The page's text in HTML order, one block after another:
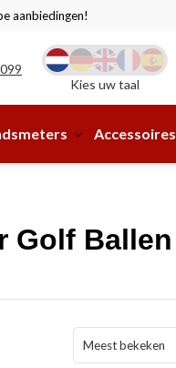
aanbiedingen!
Kies uw taal
Accessoires
Golf Ballen